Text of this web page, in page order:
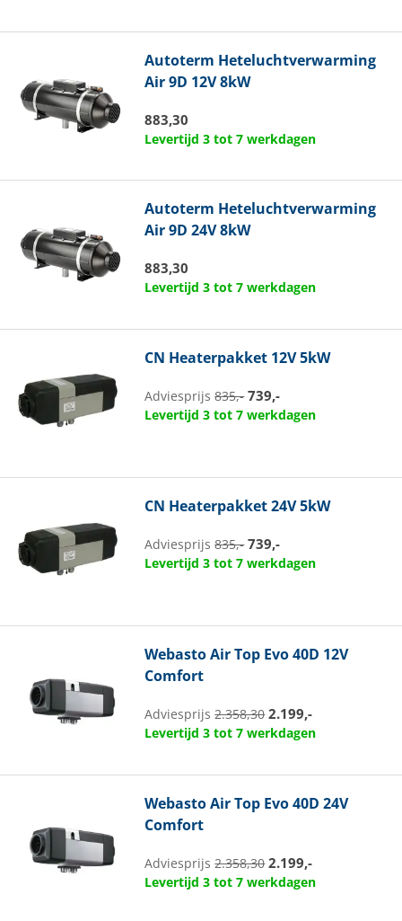
Autoterm Heteluchtverwarming
Air 9D 12V 8kW
883,30
Levertijd 3 tot 7 werkdagen
Autoterm Heteluchtverwarming
Air 9D 24V 8kW
883,30
Levertijd 3 tot 7 werkdagen
CN Heaterpakket 12V 5kW
Adviesprijs835,- 739,-
Levertijd 3 tot 7 werkdagen
CN Heaterpakket 24V 5kW
Adviesprijs835,- 739,-
Levertijd 3 tot 7 werkdagen
WebastoAir Top Evo 40D 12V
Comfort
Adviesprijs2.358,30 2.199,-
Levertijd 3 tot 7 werkdagen
WebastoAir Top Evo 40D 24V
Comfort
Adviesprijs2.358,30 2.199,-
Levertijd 3 tot 7 werkdagen